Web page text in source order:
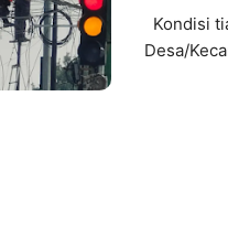
Kondisi
Desa/